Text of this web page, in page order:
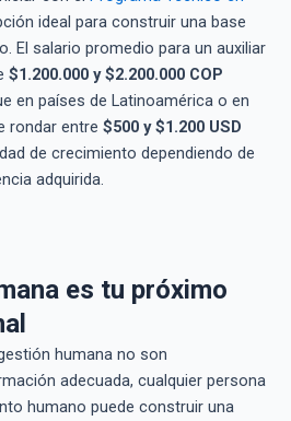
ideal para construir una base
El salario promedio para un auxiliar
$1.200.000 y $2.200.000 COP
en países de Latinoamérica o en
rondar entre $500 y $1.200 USD
de crecimiento dependiendo de
adquirida.
es tu próximo
humana no son
adecuada, cualquier persona
humano puede construir una